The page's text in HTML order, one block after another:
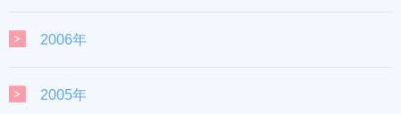
2006年
2005年